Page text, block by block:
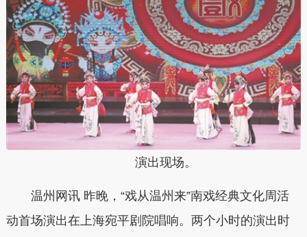
演出现场。
温州网讯 昨晚，“戏从温州来”南戏经典文化周活
动首场演出在上海宛平剧院唱响。两个小时的演出时